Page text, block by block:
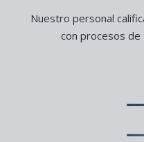
Nuestro personal
con procesos